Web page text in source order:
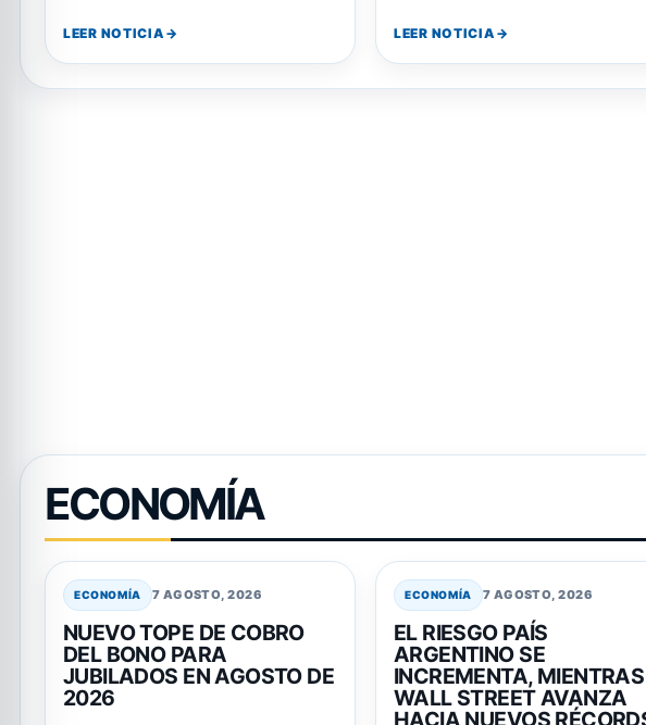
robaba motos en La Plata y las…
LEER NOTICIA
Julián Álvarez. Sus redes…
LEER NOTICIA
ECONOMÍA
ECONOMÍA 7 AGOSTO, 2026
NUEVO TOPE DE COBRO
DEL BONO PARA
JUBILADOS EN AGOSTO DE
ECONOMÍA 7 AGOSTO, 2026
EL RIESGO PAÍS
ARGENTINO SE
INCREMENTA, MIENTRAS